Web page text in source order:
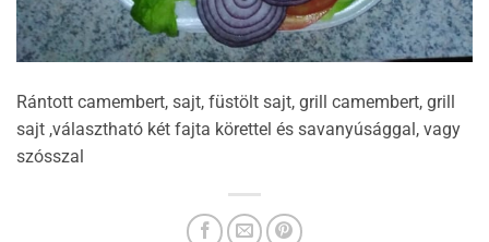
Rántott camembert, sajt, füstölt sajt, grill camembert, grill
sajt ,választható két fajta körettel és savanyúsággal, vagy
szósszal